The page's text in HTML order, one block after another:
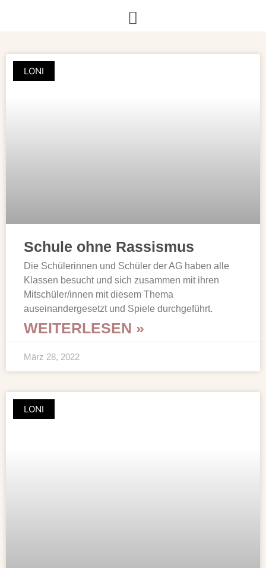
LONI
Schule ohne Rassismus
Die Schülerinnen und Schüler der AG haben alle
Klassen besucht und sich zusammen mit ihren
Mitschüler/innen mit diesem Thema
auseinandergesetzt und Spiele durchgeführt.
WEITERLESEN »
März 28, 2022
LONI